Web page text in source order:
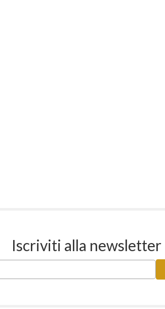
Iscriviti alla newsletter